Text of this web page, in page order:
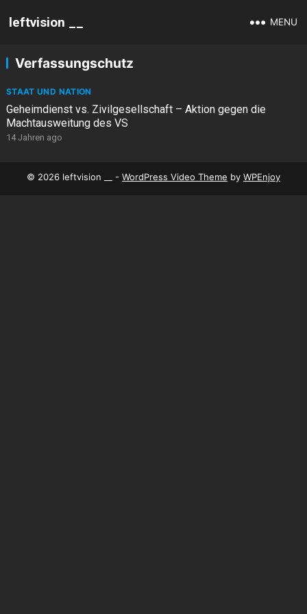
leftvision __ MENU
Verfassungschutz
STAAT UND NATION
Geheimdienst vs. Zivilgesellschaft – Aktion gegen die
Machtausweitung des VS
14 Jahren ago
© 2026 leftvision __ - WordPress Video Theme by WPEnjoy